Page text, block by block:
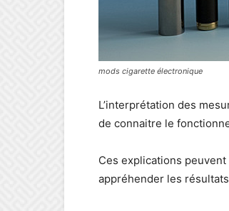
mods cigarette électronique
L’interprétation des
de connaitre le
Ces explications
appréhender les